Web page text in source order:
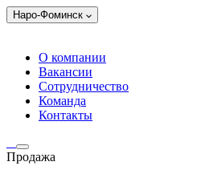
Наро-Фоминск
О компании
Вакансии
Сотрудничество
Команда
Контакты
Продажа